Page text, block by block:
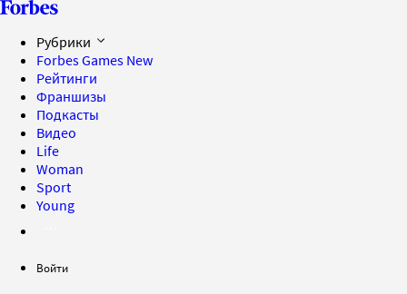
Рубрики
Forbes Games New
Рейтинги
Франшизы
Подкасты
Видео
Life
Woman
Sport
Young
Войти